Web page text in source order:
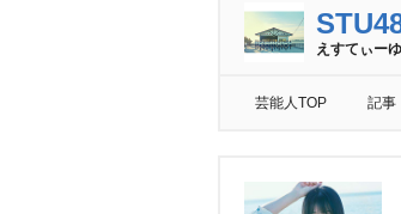
えすてぃー
芸能人TOP 記事